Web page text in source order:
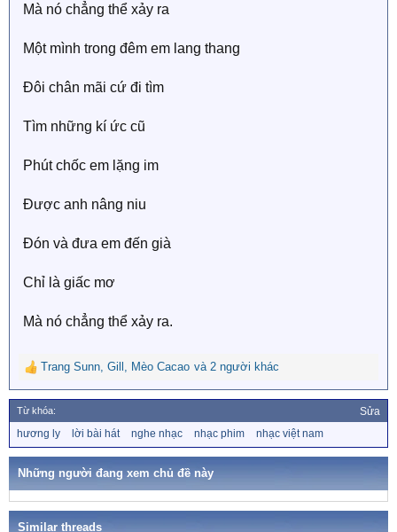
Mà nó chẳng thể xảy ra
Một mình trong đêm em lang thang
Đôi chân mãi cứ đi tìm
Tìm những kí ức cũ
Phút chốc em lặng im
Được anh nâng niu
Đón và đưa em đến già
Chỉ là giấc mơ
Mà nó chẳng thể xảy ra.
R
e
a
c
t
o
s
Trang Sunn Gill Mèo Cacao và 2 người khác
Từ khóa: Sửa
ừ
k
hương ly lời bài hát nghe nhạc nhạc phim nhạc việt nam
Những người đang xem chủ đề này
Similar threads